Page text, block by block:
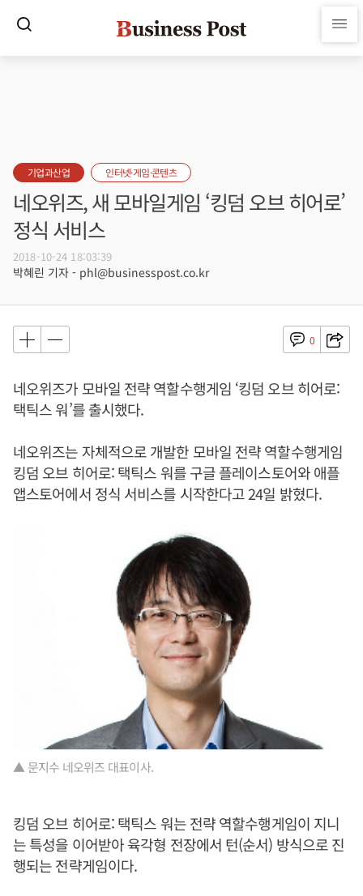
기업과산업 인터넷·게임·콘텐츠
네오위즈, 새 모바일게임 ‘킹덤 오브 히어로’
정식 서비스
2018-10-24 18:03:39
박혜린 기자 - phl@businesspost.co.kr
0
네오위즈가 모바일 전략 역할수행게임 ‘킹덤 오브 히어로:
택틱스 워’를 출시했다.
네오위즈는 자체적으로 개발한 모바일 전략 역할수행게임
킹덤 오브 히어로: 택틱스 워를 구글 플레이스토어와 애플
앱스토어에서 정식 서비스를 시작한다고 24일 밝혔다.
▲ 문지수 네오위즈 대표이사.
킹덤 오브 히어로: 택틱스 워는 전략 역할수행게임이 지니
는 특성을 이어받아 육각형 전장에서 턴(순서) 방식으로 진
행되는 전략게임이다.